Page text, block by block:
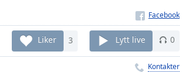
Liker 3 Lytt live 0
Kontakter